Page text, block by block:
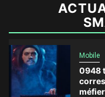
Mobile
0948